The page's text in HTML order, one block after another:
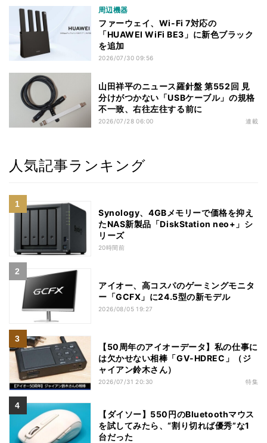
周辺機器
ファーウェイ、Wi-Fi 7対応の
「HUAWEI WiFi BE3」に新色ブラック
を追加
2026/07/30 09:56
山田祥平のニュース羅針盤 第552回 見
分けがつかない「USBケーブル」の規格
不一致、右往左往する前に
2026/07/28 06:00 連載
人気記事ランキング
Synology、4GBメモリーで価格を抑え
たNAS新製品「DiskStation neo+」シ
リーズ
20時間前
アイオー、高コスパのゲーミングモニタ
ー「GCFX」に24.5型の新モデル
2026/08/05 19:27
【50周年のアイオーデータ】私の仕事に
は欠かせない相棒「GV-HDREC」（ジ
ャイアン鈴木さん）
2026/07/31 20:30 特集
【ダイソー】550円のBluetoothマウス
を試してみたら、“割り切れば優秀”な1
台だった